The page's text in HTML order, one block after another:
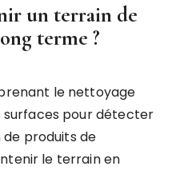
un terrain de
terme ?
le nettoyage
surfaces pour détecter
de produits de
le terrain en